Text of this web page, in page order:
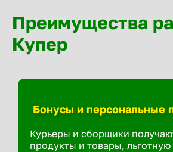
Преимущества
Купер
Бонусы и персональные
Курьеры и сборщики
продукты и товары,